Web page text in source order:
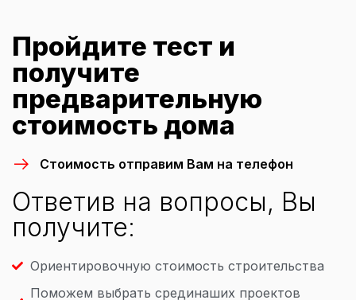
Пройдите тест и
получите
предварительную
стоимость дома
Стоимость отправим Вам на телефон
Ответив на вопросы, Вы
получите:
Ориентировочную стоимость строительства
Поможем выбрать срединаших проектов